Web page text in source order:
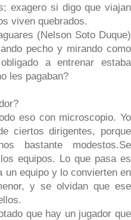
exagero si digo que viajan
viven quebrados.
(Nelson Soto Duque)
pecho y mirando como
a entrenar estaba
les pagaban?
eso con microscopio. Yo
ciertos dirigentes, porque
bastante modestos.Se
equipos. Lo que pasa es
un equipo y lo convierten en
y se olvidan que ese
que hay un jugador que